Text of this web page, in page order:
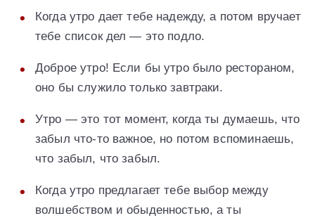
Когда утро дает тебе надежду, а потом вручает
тебе список дел — это подло.
Доброе утро! Если бы утро было рестораном,
оно бы служило только завтраки.
Утро — это тот момент, когда ты думаешь, что
забыл что-то важное, но потом вспоминаешь,
что забыл, что забыл.
Когда утро предлагает тебе выбор между
волшебством и обыденностью, а ты